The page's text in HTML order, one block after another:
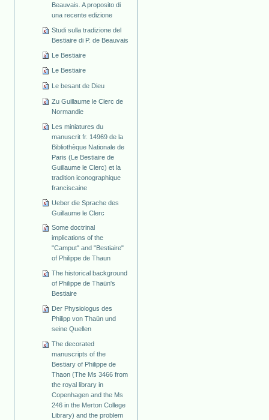
Beauvais. A proposito di
una recente edizione
Studi sulla tradizione del
Bestiaire di P. de Beauvais
Le Bestiaire
Le Bestiaire
Le besant de Dieu
Zu Guillaume le Clerc de
Normandie
Les miniatures du
manuscrit fr. 14969 de la
Bibliothèque Nationale de
Paris (Le Bestiaire de
Guillaume le Clerc) et la
tradition iconographique
franciscaine
Ueber die Sprache des
Guillaume le Clerc
Some doctrinal
implications of the
"Camput" and "Bestiaire"
of Philippe de Thaun
The historical background
of Philippe de Thaün's
Bestiaire
Der Physiologus des
Philipp von Thaün und
seine Quellen
The decorated
manuscripts of the
Bestiary of Philippe de
Thaon (The Ms 3466 from
the royal library in
Copenhagen and the Ms
246 in the Merton College
Library) and the problem